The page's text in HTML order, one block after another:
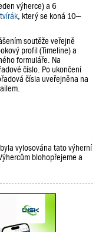
výherce) a 6
, který se koná 10–
soutěže veřejně
profil (Timeline) a
formuláře. Na
číslo. Po ukončení
čísla uveřejněna na
vylosována tato výherní
blohopřejeme a